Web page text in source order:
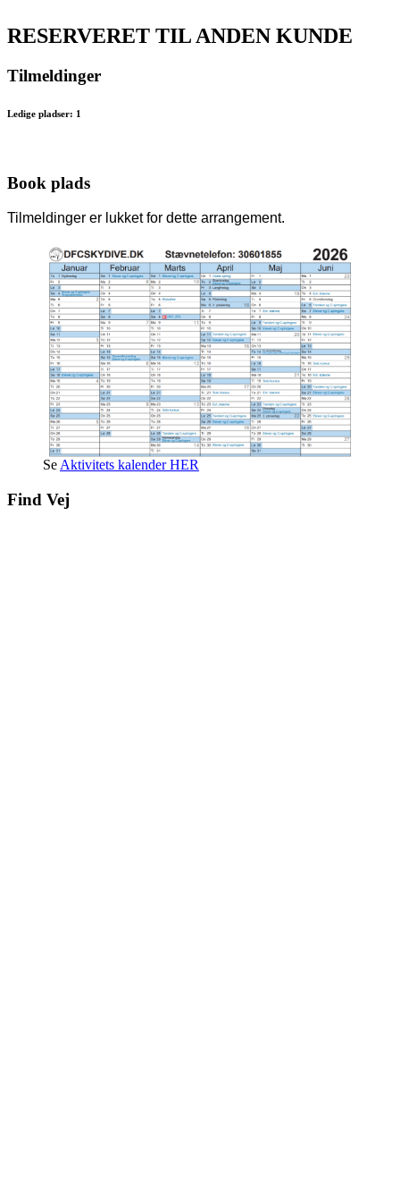
RESERVERET TIL ANDEN KUNDE
Tilmeldinger
Ledige pladser: 1
Book plads
Tilmeldinger er lukket for dette arrangement.
Se Aktivitets kalender HER
Find Vej